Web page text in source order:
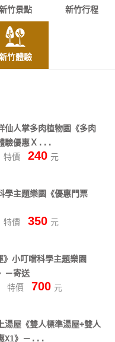
竹景點 新竹行程
竹體驗
仙人掌多肉植物園《多肉
驗優惠Ｘ...
價 240 元
學主題樂園《優惠門票
價 350 元
》小叮噹科學主題樂園
－寄送
價 700 元
湯屋《雙人標準湯屋+雙人
X1》－...